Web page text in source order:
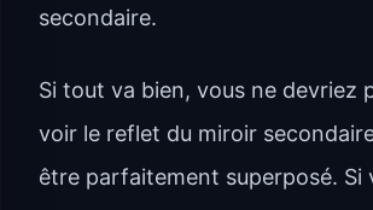
secondaire.
Si tout va bien, vous ne devriez
voir le reflet du miroir
être parfaitement superposé. Si